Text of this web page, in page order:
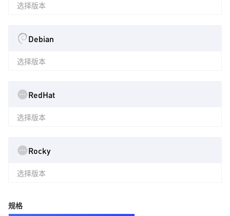
选择版本
Debian
选择版本
RedHat
选择版本
Rocky
选择版本
规格